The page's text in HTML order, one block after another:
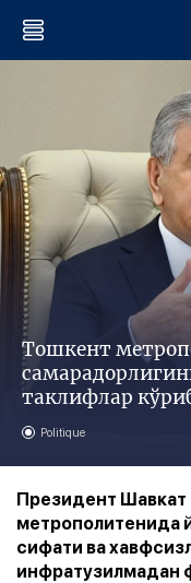
Тошкент
таклифлар
Politique
Президент
метрополитенида
сифати ва
инфратузилмадан